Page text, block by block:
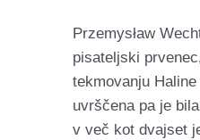
Przemysław
pisateljski
tekmovanju
uvrščena pa je
v več kot dvajset